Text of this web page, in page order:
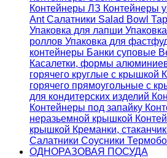
Контейнеры ЛЗ Контейнеры
AntСалатники Salad Bowl
Упаковка для лапши
роллов Упаковка для
контейнеры Банки суповые
Касалетки, формы
горячего круглые с крышкой
горячего прямоугольные с
для кондитерских изделий
Контейнеры под запайку
неразьемной крышкой
крышкой Креманки,
Салатники Соусники
ОДНОРАЗОВАЯ ПОСУДА